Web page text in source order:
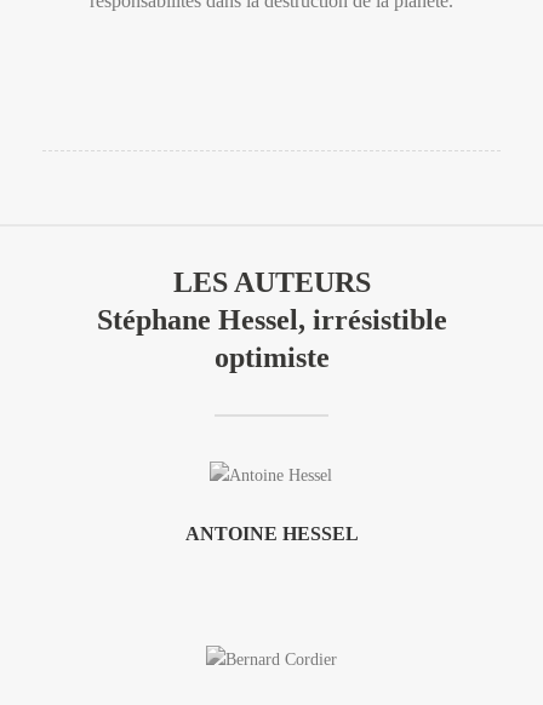
LES AUTEURS
Stéphane Hessel, irrésistible
optimiste
ANTOINE HESSEL